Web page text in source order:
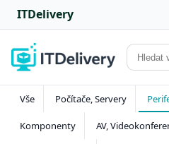
ITDelivery
Vše Počítače, Servery
Komponenty AV,